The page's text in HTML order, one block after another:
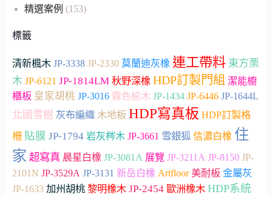
精選案例 (153)
標籤
清新楓木 JP-3338 JP-2330 莫蘭迪灰橡 連工帶料 東方栗
木 JP-6121 JP-1814LM 秋野深橡 HDP訂製門組 潔能櫥
櫃板 皇家胡桃 JP-3016 霧色榆木 JP-1434 JP-6446 JP-1644L
北國雪樹 灰布編織 木地板 HDP寫真板 HDP訂製格
柵 貼膜 JP-1794 岩灰梣木 JP-3661 雪銀狐 信濃白橡 住
家 超寫真 晨星白橡 JP-3081A 展覽 JP-3211A JP-8150 JP-
2101N JP-3529A JP-3131 新岳白橡 Artfloor 美耐板 金屬灰
JP-1633 加州胡桃 黎明橡木 JP-2454 歐洲橡木 HDP系統